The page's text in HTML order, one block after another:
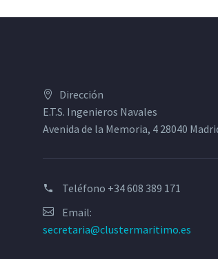
Dirección
E.T.S. Ingenieros Navales
Avenida de la Memoria, 4 28040
Teléfono +34 608 389 171
Email:
secretaria@clustermaritimo.es